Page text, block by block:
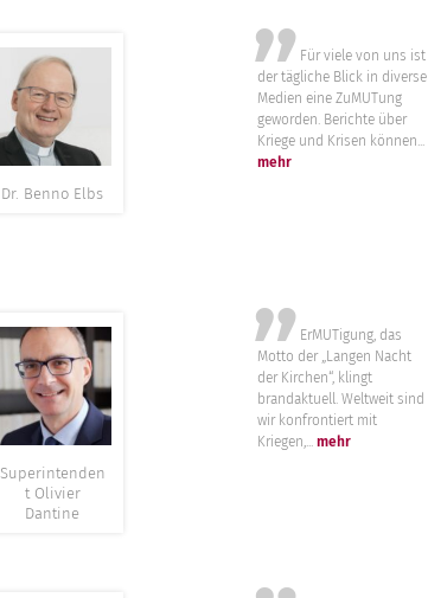
Dr. Benno Elbs
”
Für viele von uns ist
der tägliche Blick in diverse
Medien eine ZuMUTung
geworden. Berichte über
Kriege und Krisen können...
mehr
Superintenden
t Olivier
Dantine
”
ErMUTigung, das
Motto der „Langen Nacht
der Kirchen“, klingt
brandaktuell. Weltweit sind
wir konfrontiert mit
Kriegen,...mehr